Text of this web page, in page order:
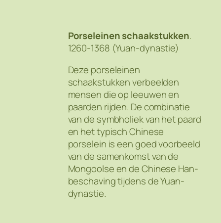
Porseleinen schaakstukken.
1260-1368 (Yuan-dynastie)
Deze porseleinen
schaakstukken verbeelden
mensen die op leeuwen en
paarden rijden. De combinatie
van de symbholiek van het paard
en het typisch Chinese
porselein is een goed voorbeeld
van de samenkomst van de
Mongoolse en de Chinese Han-
beschaving tijdens de Yuan-
dynastie.